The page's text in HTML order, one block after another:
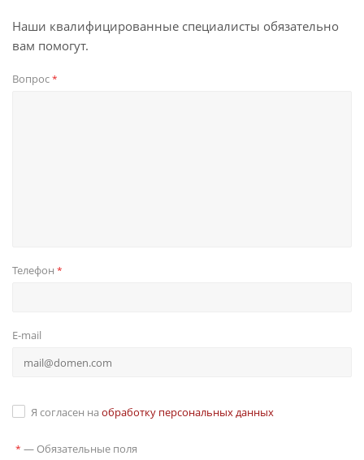
Наши квалифицированные специалисты обязательно
вам помогут.
Вопрос*
Телефон *
E-mail
Я согласен на обработку персональных данных
* — Обязательные поля